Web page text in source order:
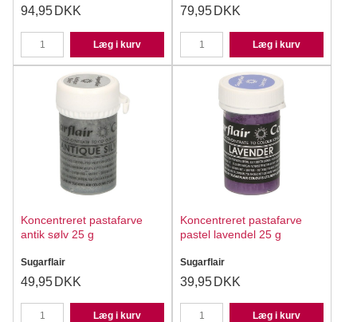
94,95 DKK
Læg i kurv
79,95 DKK
Læg i kurv
Koncentreret pastafarve
antik sølv 25 g
Sugarflair
49,95 DKK
Læg i kurv
Koncentreret pastafarve
pastel lavendel 25 g
Sugarflair
39,95 DKK
Læg i kurv